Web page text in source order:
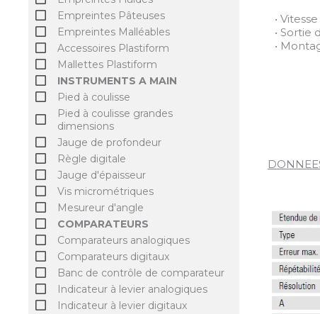
Empreintes Pâteuses
Empreintes Malléables
Accessoires Plastiform
Mallettes Plastiform
INSTRUMENTS A MAIN
Pied à coulisse
Pied à coulisse grandes
dimensions
Jauge de profondeur
Règle digitale
Jauge d'épaisseur
Vis micrométriques
Mesureur d'angle
COMPARATEURS
Comparateurs analogiques
Comparateurs digitaux
Banc de contrôle de comparateur
Indicateur à levier analogiques
Indicateur à levier digitaux
•
• Sortie
•